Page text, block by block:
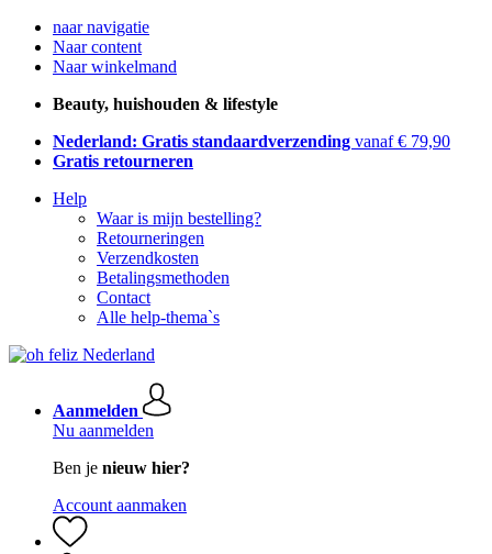
naar navigatie
Naar content
Naar winkelmand
Beauty, huishouden & lifestyle
Nederland: Gratis standaardverzending vanaf € 79,90
Gratis retourneren
Help
Waar is mijn bestelling?
Retourneringen
Verzendkosten
Betalingsmethoden
Contact
Alle help-thema`s
Aanmelden
Nu aanmelden
Ben je nieuw hier?
Account aanmaken